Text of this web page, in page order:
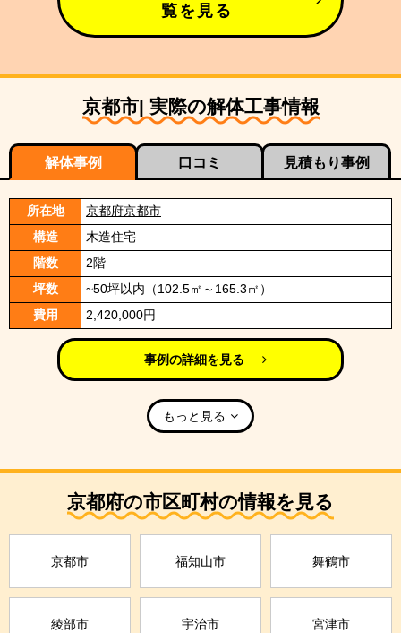
覧を見る
京都市| 実際の解体工事情報
解体事例 口コミ 見積もり事例
所在地
京都府京都市
構造
木造住宅
階数
2階
坪数
~50坪以内（102.5㎡～165.3㎡）
費用
2,420,000円
事例の詳細を見る
もっと見る
京都府の市区町村の情報を見る
京都市 福知山市 舞鶴市
綾部市 宇治市 宮津市